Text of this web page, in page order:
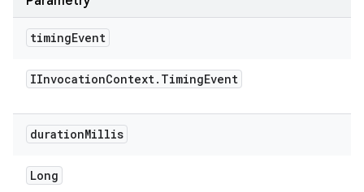
timingEvent
IInvocationContext. TimingEvent
durationMillis
Long